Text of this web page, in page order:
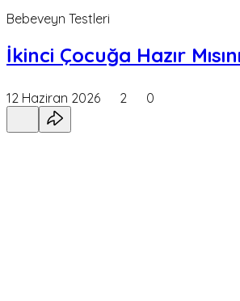
Bebeveyn Testleri
İkinci Çocuğa Hazır
12 Haziran 2026 2 0